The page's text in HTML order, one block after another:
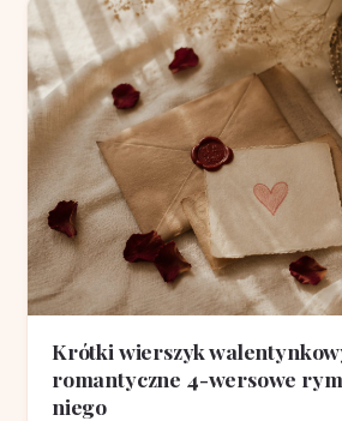
Krótki wierszyk
romantyczne 4-wersowe
niego